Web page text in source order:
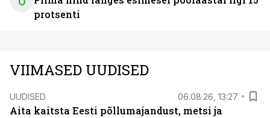
protsenti
VIIMASED UUDISED
UUDISED 06.08.26, 13:27
Aita kaitsta Eesti põllumajandust, metsi ja